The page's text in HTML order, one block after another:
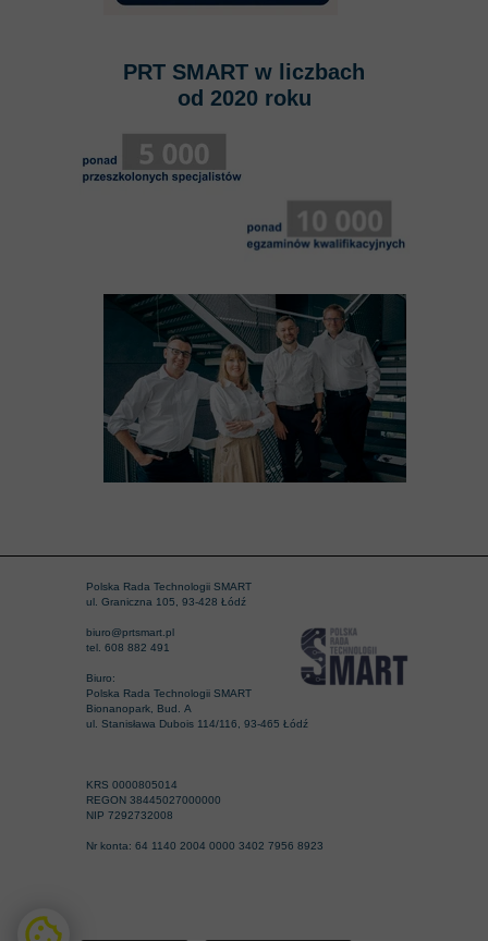
PRT SMART w liczbach
od 2020 roku
Polska Rada Technologii SMART
ul. Graniczna 105, 93-428 Łódź
biuro@prtsmart.pl
tel. 608 882 491
Biuro:
Polska Rada Technologii SMART
Bionanopark, Bud. A
ul. Stanisława Dubois 114/116, 93-465 Łódź
KRS 0000805014
REGON 38445027000000
NIP 7292732008
Nr konta: 64 1140 2004 0000 3402 7956 8923